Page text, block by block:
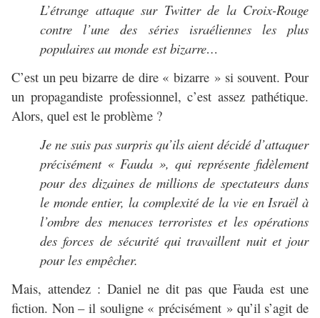
L’étrange attaque sur Twitter de la Croix-Rouge
contre l’une des séries israéliennes les plus
populaires au monde est bizarre…
C’est un peu bizarre de dire « bizarre » si souvent. Pour
un propagandiste professionnel, c’est assez pathétique.
Alors, quel est le problème ?
Je ne suis pas surpris qu’ils aient décidé d’attaquer
précisément « Fauda », qui représente fidèlement
pour des dizaines de millions de spectateurs dans
le monde entier, la complexité de la vie en Israël à
l’ombre des menaces terroristes et les opérations
des forces de sécurité qui travaillent nuit et jour
pour les empêcher.
Mais, attendez : Daniel ne dit pas que Fauda est une
fiction. Non – il souligne « précisément » qu’il s’agit de